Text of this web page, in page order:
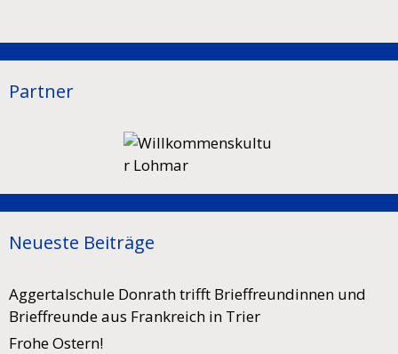
Partner
Neueste Beiträge
Aggertalschule Donrath trifft Brieffreundinnen und
Brieffreunde aus Frankreich in Trier
Frohe Ostern!